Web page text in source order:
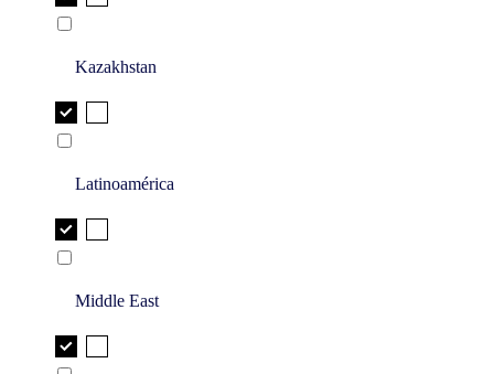
Kazakhstan
Latinoamérica
Middle East